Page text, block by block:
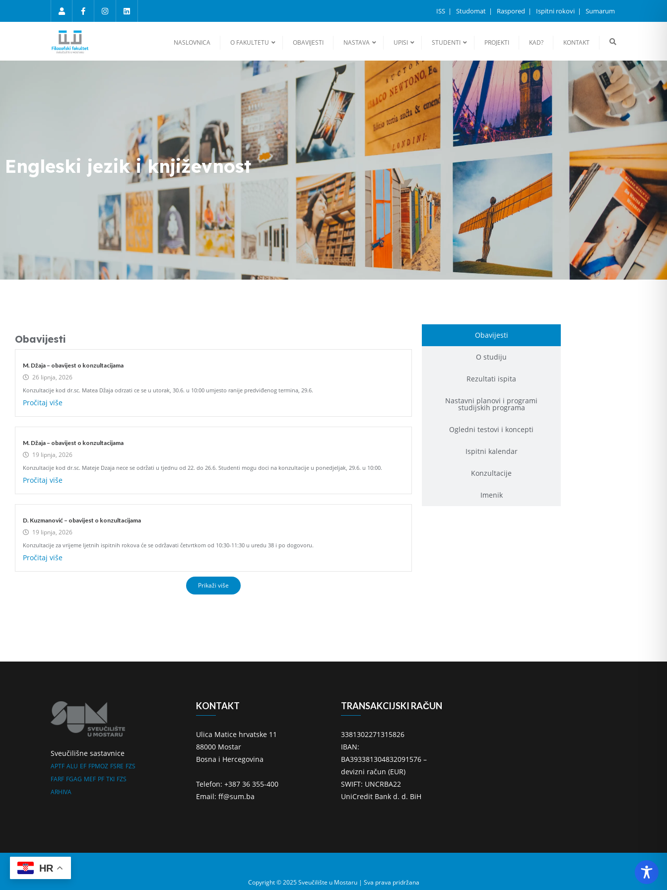
ISS Studomat Raspored Ispitni rokovi Sumarum
NASLOVNICA O FAKULTETU OBAVIJESTI NASTAVA UPISI STUDENTI PROJEKTI KAD? KONTAKT
Engleski jezik i književnost
Obavijesti
O studiju
Rezultati ispita
Nastavni planovi i programi
studijskih programa
Ogledni testovi i koncepti
Ispitni kalendar
Konzultacije
Imenik
Obavijesti
M. Džaja – obavijest o konzultacijama
26 lipnja, 2026
Konzultacije kod dr.sc. Matea Džaja odrzati ce se u utorak, 30.6. u 10:00 umjesto ranije predviđenog termina, 29.6.
Pročitaj više
M. Džaja – obavijest o konzultacijama
19 lipnja, 2026
Konzultacije kod dr.sc. Mateje Dzaja nece se održati u tjednu od 22. do 26.6. Studenti mogu doci na konzultacije u ponedjeljak, 29.6. u 10:00.
Pročitaj više
D. Kuzmanović – obavijest o konzultacijama
19 lipnja, 2026
Konzultacije za vrijeme ljetnih ispitnih rokova će se održavati četvrtkom od 10:30-11:30 u uredu 38 i po dogovoru.
Pročitaj više
Prikaži više
Sveučilišne sastavnice
APTF ALU EF FPMOZ FSRE FZS
FARF FGAG MEF PF TKI FZS
ARHIVA
KONTAKT
Ulica Matice hrvatske 11
88000 Mostar
Bosna i Hercegovina
Telefon: +387 36 355-400
Email: ff@sum.ba
TRANSAKCIJSKI RAČUN
3381302271315826
IBAN:
BA393381304832091576 –
devizni račun (EUR)
SWIFT: UNCRBA22
UniCredit Bank d. d. BiH
Copyright © 2025 Sveučilište u Mostaru | Sva prava pridržana
HR